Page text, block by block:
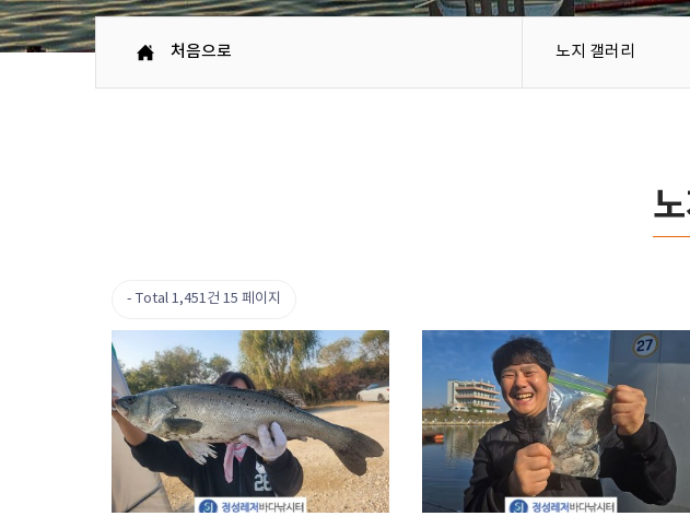
처음으로 노지 갤러리
Total 1,451건 15 페이지